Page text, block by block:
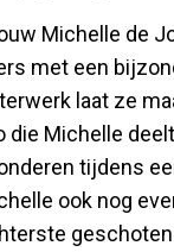
Michelle de
met een
laat ze
die Michelle
tijdens
ook nog